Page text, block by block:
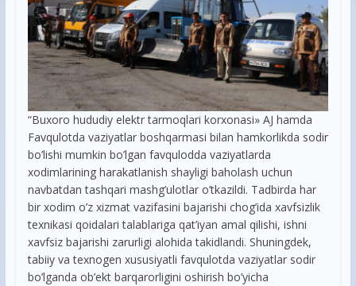
“Buxoro hududiy elektr tarmoqlari korxonasi» AJ hamda
Favqulotda vaziyatlar boshqarmasi bilan hamkorlikda sodir
bo’lishi mumkin bo’lgan favqulodda vaziyatlarda
xodimlarining harakatlanish shayligi baholash uchun
navbatdan tashqari mashg’ulotlar o’tkazildi. Tadbirda har
bir xodim o’z xizmat vazifasini bajarishi chog’ida xavfsizlik
texnikasi qoidalari talablariga qat’iyan amal qilishi, ishni
xavfsiz bajarishi zarurligi alohida takidlandi. Shuningdek,
tabiiy va texnogen xususiyatli favqulotda vaziyatlar sodir
bo’lganda ob’ekt barqarorligini oshirish bo’yicha